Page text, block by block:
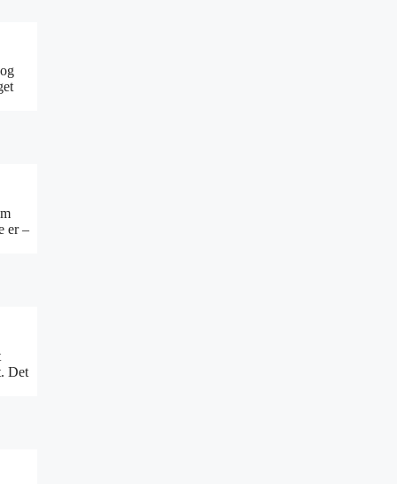
er –
Det